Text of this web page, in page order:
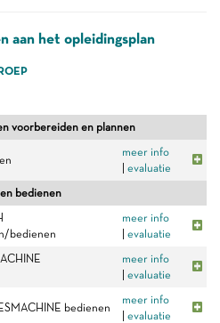
aan het opleidingsplan
voorbereiden en plannen
meer info
evaluatie
bedienen
bedienen
meer info
evaluatie
meer info
evaluatie
bedienen
meer info
evaluatie